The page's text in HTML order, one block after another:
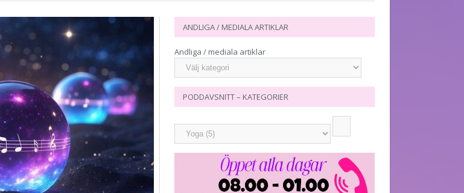
ANDLIGA / MEDIALA ARTIKLAR
Andliga / mediala artiklar
PODDAVSNITT – KATEGORIER